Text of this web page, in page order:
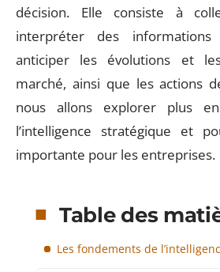
décision. Elle consiste à
interpréter des
anticiper les évolutions et
marché, ainsi que les actions
nous allons explorer plus
l’intelligence stratégique et
importante pour les entreprises.
Table des
Les fondements de